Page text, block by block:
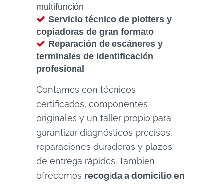
multifunción
Servicio técnico de plotters y
copiadoras de gran formato
Reparación de escáneres y
terminales de identificación
profesional
Contamos con técnicos
certificados, componentes
originales y un taller propio para
garantizar diagnósticos precisos,
reparaciones duraderas y plazos
de entrega rápidos. También
ofrecemos recogida a domicilio en